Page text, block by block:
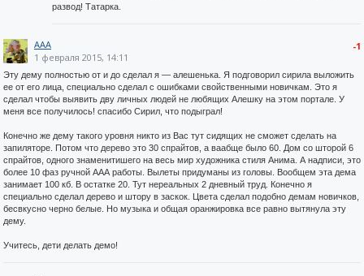
развод! Татарка.
-1
AAA
1 февраля 2015, 14:11
Эту дему полностью от и до сделал я — алешенька. Я подговорил сирила выложить
ее от его лица, специально сделал с ошибками свойственными новичкам. Это я
сделал чтобы выявить дву личных людей не любящих Алешку на этом портале. У
меня все получилось! спасибо Сирил, что подыграл!
Конечно же дему такого уровня никто из Вас тут сидящих не сможет сделать на
запиляторе. Потом что дерево это 30 спрайтов, а ваабще было 60. Дом со шторой 6
спрайтов, одного знаменитишего на весь мир художника стиля Анима. А надписи, это
более 10 фаз ручной ААА работы. Вылеты придуманы из головы. Вообщем эта дема
занимает 100 кб. В остатке 20. Тут нереальных 2 дневный труд. Конечно я
специально сделал дерево и штору в заскок. Цвета сделал подобно демам новичков,
бесвкусно черно белые. Но музыка и общая оранжировка все равно вытянула эту
дему.
Учитесь, дети делать демо!